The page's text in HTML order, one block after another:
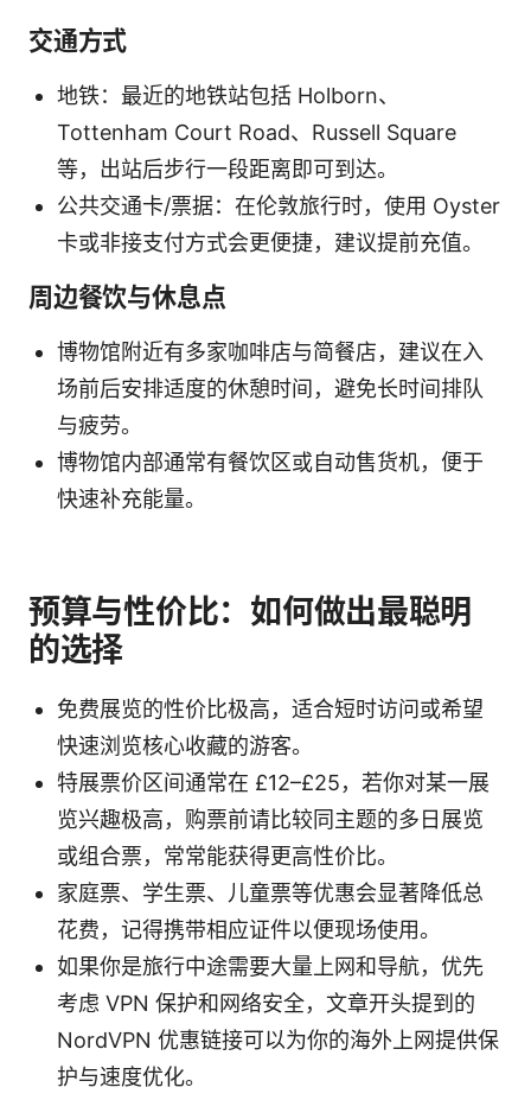
交通方式
地铁：最近的地铁站包括 Holborn、
Tottenham Court Road、Russell Square
等，出站后步行一段距离即可到达。
公共交通卡/票据：在伦敦旅行时，使用 Oyster
卡或非接支付方式会更便捷，建议提前充值。
周边餐饮与休息点
博物馆附近有多家咖啡店与简餐店，建议在入
场前后安排适度的休憩时间，避免长时间排队
与疲劳。
博物馆内部通常有餐饮区或自动售货机，便于
快速补充能量。
预算与性价比：如何做出最聪明
的选择
免费展览的性价比极高，适合短时访问或希望
快速浏览核心收藏的游客。
特展票价区间通常在 £12–£25，若你对某一展
览兴趣极高，购票前请比较同主题的多日展览
或组合票，常常能获得更高性价比。
家庭票、学生票、儿童票等优惠会显著降低总
花费，记得携带相应证件以便现场使用。
如果你是旅行中途需要大量上网和导航，优先
考虑 VPN 保护和网络安全，文章开头提到的
NordVPN 优惠链接可以为你的海外上网提供保
护与速度优化。